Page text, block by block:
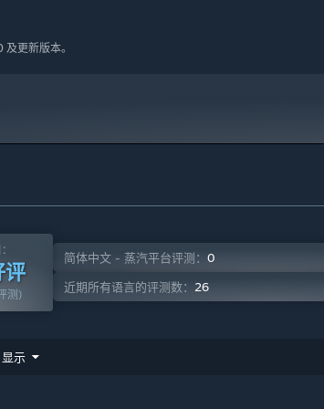
更新版本。
评
测)
简体中文 - 蒸汽平台评测： 0
近期所有语言的评测数： 26
显示